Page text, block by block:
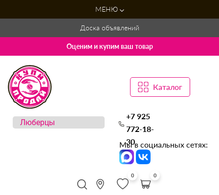
МЕНЮ
Доска объявлений
Оценим и купим ваш товар
Каталог
+7 925
772-18-
30
Мы в социальных сетях:
0 0